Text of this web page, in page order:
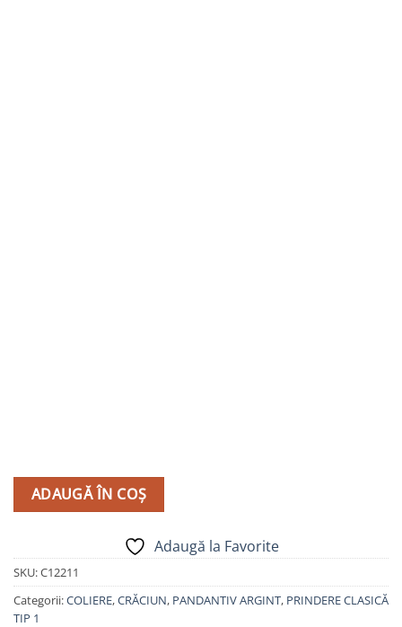
ADAUGĂ ÎN COȘ
Adaugă la Favorite
SKU:C12211
Categorii:COLIERE,CRĂCIUN, PANDANTIV ARGINT, PRINDERE CLASICĂ
TIP 1